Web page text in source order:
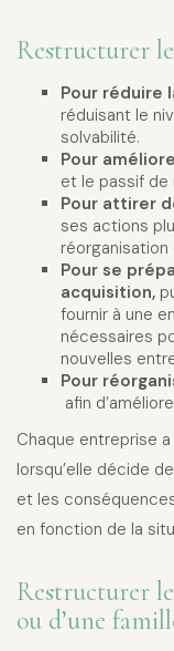
Restructurer
Pour réduire
réduisant le
solvabilité.
Pour
et le passif de
Pour attirer
ses actions
réorganisation
Pour se
acquisition,
fournir à une
nécessaires
nouvelles
Pour
afin
Chaque entreprise
lorsqu’elle décide
et les
en fonction de la
Restructurer
ou d’une